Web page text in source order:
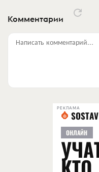
Комментарии
Написать комментарий...
РЕКЛАМА